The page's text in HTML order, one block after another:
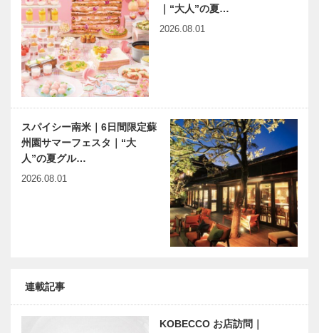
｜“大人”の夏…
2026.08.01
スパイシー南米｜6日間限定蘇
州園サマーフェスタ｜“大
人”の夏グル…
2026.08.01
連載記事
KOBECCO お店訪問｜